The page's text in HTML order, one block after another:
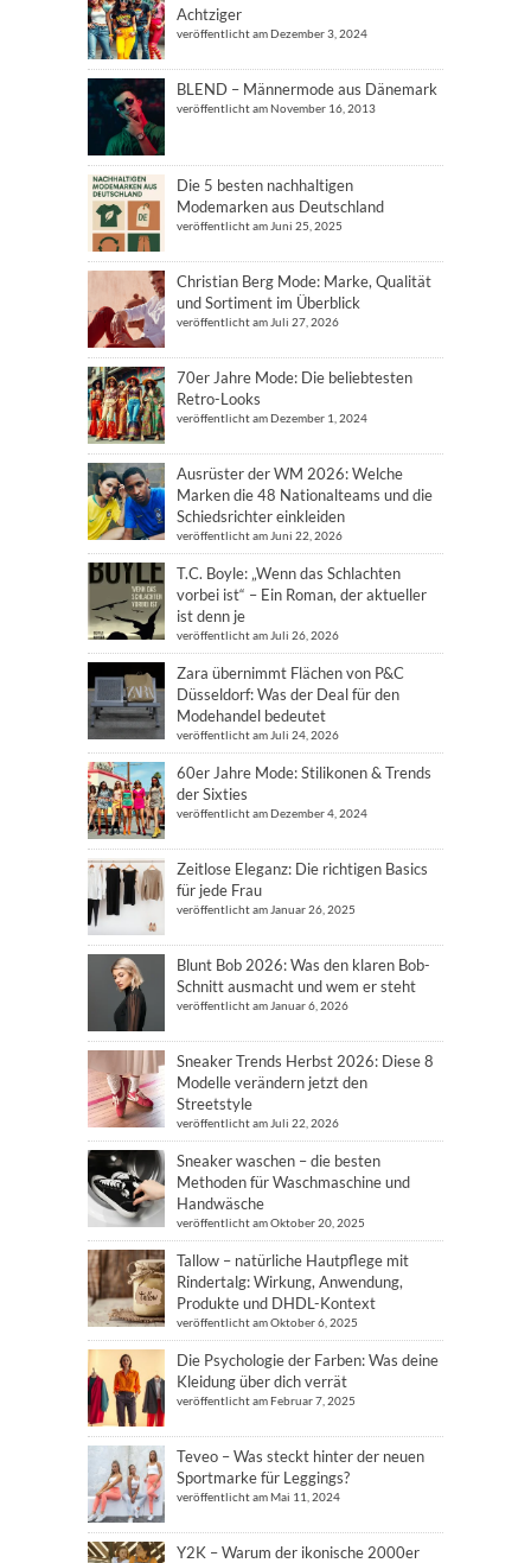
Achtziger
veröffentlicht am Dezember 3, 2024
BLEND – Männermode aus Dänemark
veröffentlicht am November 16, 2013
Die 5 besten nachhaltigen
Modemarken aus Deutschland
veröffentlicht am Juni 25, 2025
Christian Berg Mode: Marke, Qualität
und Sortiment im Überblick
veröffentlicht am Juli 27, 2026
70er Jahre Mode: Die beliebtesten
Retro-Looks
veröffentlicht am Dezember 1, 2024
Ausrüster der WM 2026: Welche
Marken die 48 Nationalteams und die
Schiedsrichter einkleiden
veröffentlicht am Juni 22, 2026
T.C. Boyle: „Wenn das Schlachten
vorbei ist“ – Ein Roman, der aktueller
ist denn je
veröffentlicht am Juli 26, 2026
Zara übernimmt Flächen von P&C
Düsseldorf: Was der Deal für den
Modehandel bedeutet
veröffentlicht am Juli 24, 2026
60er Jahre Mode: Stilikonen & Trends
der Sixties
veröffentlicht am Dezember 4, 2024
Zeitlose Eleganz: Die richtigen Basics
für jede Frau
veröffentlicht am Januar 26, 2025
Blunt Bob 2026: Was den klaren Bob-
Schnitt ausmacht und wem er steht
veröffentlicht am Januar 6, 2026
Sneaker Trends Herbst 2026: Diese 8
Modelle verändern jetzt den
Streetstyle
veröffentlicht am Juli 22, 2026
Sneaker waschen – die besten
Methoden für Waschmaschine und
Handwäsche
veröffentlicht am Oktober 20, 2025
Tallow – natürliche Hautpflege mit
Rindertalg: Wirkung, Anwendung,
Produkte und DHDL-Kontext
veröffentlicht am Oktober 6, 2025
Die Psychologie der Farben: Was deine
Kleidung über dich verrät
veröffentlicht am Februar 7, 2025
Teveo – Was steckt hinter der neuen
Sportmarke für Leggings?
veröffentlicht am Mai 11, 2024
Y2K – Warum der ikonische 2000er